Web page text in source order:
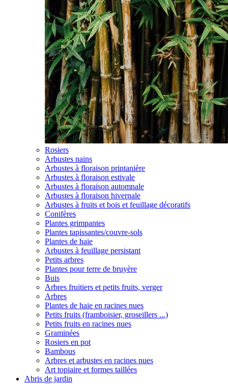
Rosiers
Arbustes nains
Arbustes à floraison printanière
Arbustes à floraison estivale
Arbustes à floraison automnale
Arbustes à floraison hivernale
Arbustes à fruits et bois et feuillage décoratifs
Conifères
Plantes grimpantes
Plantes tapissantes/couvre-sols
Plantes de haie
Arbustes à feuillage persistant
Petits arbres
Plantes pour terre de bruyère
Buis
Arbres fruitiers et petits fruits, verger
Arbres
Plantes de haie en racines nues
Petits fruits (framboisier, groseillers ...)
Petits fruits en racines nues
Graminées
Rosiers en pot
Bambous
Arbres et arbustes en racines nues
Art topiaire et formes taillées
Abris de jardin